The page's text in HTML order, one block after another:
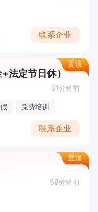
联系企业
置顶
法定节日休）
31分钟前
免费培训
联系企业
置顶
59分钟前